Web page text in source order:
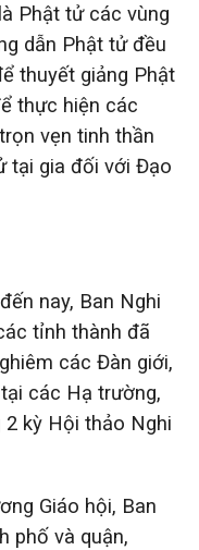
Phật tử các vùng
dẫn Phật tử đều
thuyết giảng Phật
thực hiện các
vẹn tinh thần
tại gia đối với Đạo
nay, Ban Nghi
tỉnh thành đã
các Đàn giới,
các Hạ trường,
kỳ Hội thảo Nghi
Giáo hội, Ban
phố và quận,